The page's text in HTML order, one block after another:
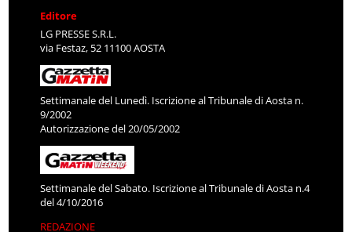
Editore
LG PRESSE S.R.L.
via Festaz, 52 11100 AOSTA
Settimanale del Lunedì. Iscrizione al Tribunale di Aosta n.
9/2002
Autorizzazione del 20/05/2002
Settimanale del Sabato. Iscrizione al Tribunale di Aosta n.4
del 4/10/2016
REDAZIONE